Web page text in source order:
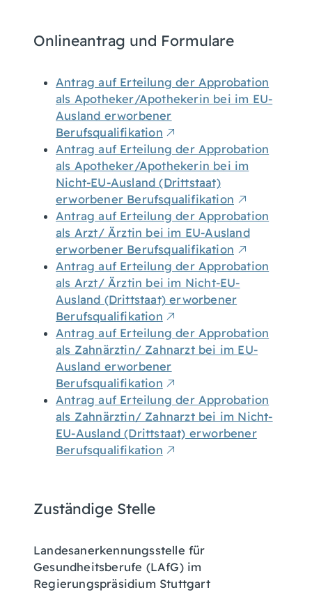
Onlineantrag und Formulare
Antrag auf Erteilung der Approbation
als Apotheker/Apothekerin bei im EU-
Ausland erworbener
Berufsqualifikation
Antrag auf Erteilung der Approbation
als Apotheker/Apothekerin bei im
Nicht-EU-Ausland (Drittstaat)
erworbener Berufsqualifikation
Antrag auf Erteilung der Approbation
als Arzt/ Ärztin bei im EU-Ausland
erworbener Berufsqualifikation
Antrag auf Erteilung der Approbation
als Arzt/ Ärztin bei im Nicht-EU-
Ausland (Drittstaat) erworbener
Berufsqualifikation
Antrag auf Erteilung der Approbation
als Zahnärztin/ Zahnarzt bei im EU-
Ausland erworbener
Berufsqualifikation
Antrag auf Erteilung der Approbation
als Zahnärztin/ Zahnarzt bei im Nicht-
EU-Ausland (Drittstaat) erworbener
Berufsqualifikation
Zuständige Stelle
Landesanerkennungsstelle für
Gesundheitsberufe (LAfG) im
Regierungspräsidium Stuttgart